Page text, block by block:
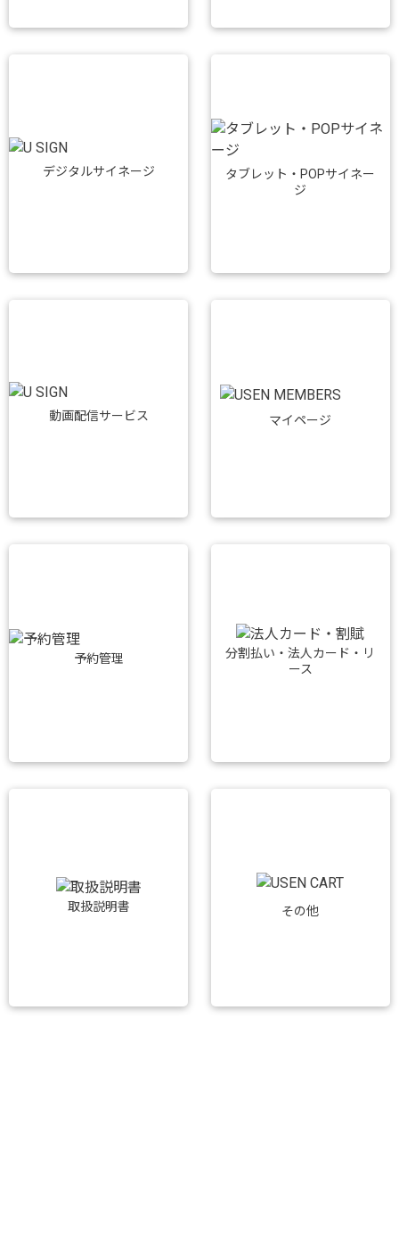
デジタルサイネージ
タブレット・POPサイネー
ジ
動画配信サービス マイページ
予約管理
分割払い・法人カード・リ
ース
取扱説明書 その他